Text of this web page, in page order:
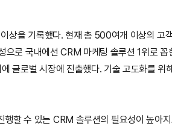
상을 기록했다. 현재 총 500여개 이상의 고
로 국내에선 CRM 마케팅 솔루션 1위로 꼽
글로벌 시장에 진출했다. 기술 고도화를 위
할 수 있는 CRM 솔루션의 필요성이 높아지